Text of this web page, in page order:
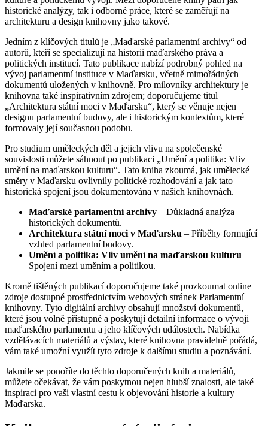
historické analýzy, tak i odborné práce, které se zaměřují na
architekturu a design knihovny jako takové.
Jedním z klíčových titulů je „Maďarské parlamentní archivy“ od
autorů, kteří se specializují na historii maďarského práva a
politických institucí. Tato publikace nabízí podrobný pohled na
vývoj parlamentní instituce v Maďarsku, včetně mimořádných
dokumentů uložených v knihovně. Pro milovníky architektury je
knihovna také inspirativním zdrojem; doporučujeme titul
„Architektura státní moci v Maďarsku“, který se věnuje nejen
designu parlamentní budovy, ale i historickým kontextům, které
formovaly její současnou podobu.
Pro studium uměleckých děl a jejich vlivu na společenské
souvislosti můžete sáhnout po publikaci „Umění a politika: Vliv
umění na maďarskou kulturu“. Tato kniha zkoumá, jak umělecké
směry v Maďarsku ovlivnily politické rozhodování a jak tato
historická spojení jsou dokumentována v našich knihovnách.
Maďarské parlamentní archivy – Důkladná analýza
historických dokumentů.
Architektura státní moci v Maďarsku – Příběhy formující
vzhled parlamentní budovy.
Umění a politika: Vliv umění na maďarskou kulturu –
Spojení mezi uměním a politikou.
Kromě tištěných publikací doporučujeme také prozkoumat online
zdroje dostupné prostřednictvím webových stránek Parlamentní
knihovny. Tyto digitální archivy obsahují množství dokumentů,
které jsou volně přístupné a poskytují detailní informace o vývoji
maďarského parlamentu a jeho klíčových událostech. Nabídka
vzdělávacích materiálů a výstav, které knihovna pravidelně pořádá,
vám také umožní využít tyto zdroje k dalšímu studiu a poznávání.
Jakmile se ponoříte do těchto doporučených knih a materiálů,
můžete očekávat, že vám poskytnou nejen hlubší znalosti, ale také
inspiraci pro vaši vlastní cestu k objevování historie a kultury
Maďarska.